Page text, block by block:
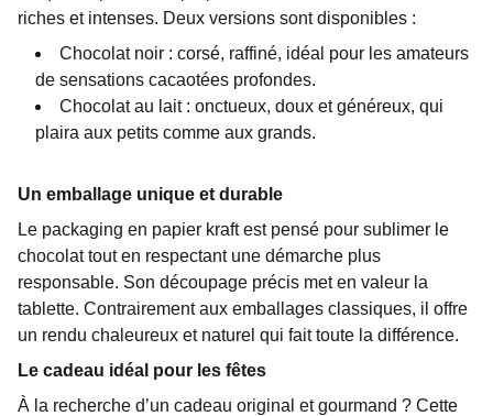
riches et intenses. Deux versions sont disponibles :
Chocolat noir : corsé, raffiné, idéal pour les amateurs
de sensations cacaotées profondes.
Chocolat au lait : onctueux, doux et généreux, qui
plaira aux petits comme aux grands.
Un emballage unique et durable
Le packaging en papier kraft est pensé pour sublimer le
chocolat tout en respectant une démarche plus
responsable. Son découpage précis met en valeur la
tablette. Contrairement aux emballages classiques, il offre
un rendu chaleureux et naturel qui fait toute la différence.
Le cadeau idéal pour les fêtes
À la recherche d’un cadeau original et gourmand ? Cette